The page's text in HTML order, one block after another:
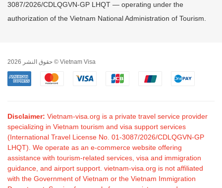
3087/2026/CDLQGVN-GP LHQT — operating under the
authorization of the Vietnam National Administration of Tourism.
حقوق النشر 2026 © Vietnam Visa
Disclaimer: Vietnam-visa.org is a private travel service provider
specializing in Vietnam tourism and visa support services
(International Travel License No. 01-3087/2026/CDLQGVN-GP
LHQT). We operate as an e-commerce website offering
assistance with tourism-related services, visa and immigration
guidance, and airport support. vietnam-visa.org is not affiliated
with the Government of Vietnam or the Vietnam Immigration